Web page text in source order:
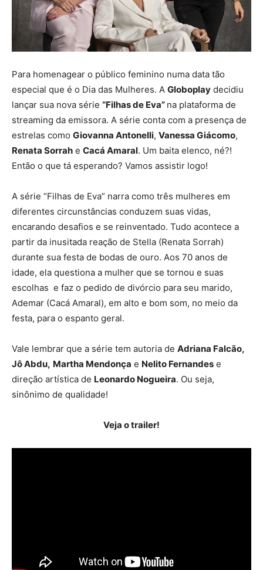
Para homenagear o público feminino numa data tão
especial que é o Dia das Mulheres. A Globoplay decidiu
lançar sua nova série “Filhas de Eva” na plataforma de
streaming da emissora. A série conta com a presença de
estrelas como Giovanna Antonelli, Vanessa Giácomo,
Renata Sorrah e Cacá Amaral. Um baita elenco, né?!
Então o que tá esperando? Vamos assistir logo!
A série “Filhas de Eva” narra como três mulheres em
diferentes circunstâncias conduzem suas vidas,
encarando desafios e se reinventado. Tudo acontece a
partir da inusitada reação de Stella (Renata Sorrah)
durante sua festa de bodas de ouro. Aos 70 anos de
idade, ela questiona a mulher que se tornou e suas
escolhas e faz o pedido de divórcio para seu marido,
Ademar (Cacá Amaral), em alto e bom som, no meio da
festa, para o espanto geral.
Vale lembrar que a série tem autoria de Adriana Falcão,
Jô Abdu, Martha Mendonça e Nelito Fernandes e
direção artística de Leonardo Nogueira. Ou seja,
sinônimo de qualidade!
Veja o trailer!